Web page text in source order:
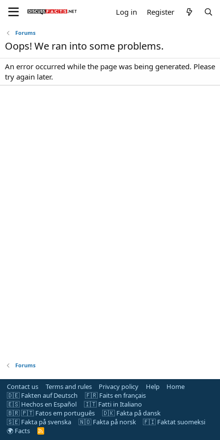
Log in Register
Forums
Oops! We ran into some problems.
An error occurred while the page was being generated. Please
try again later.
Forums
Contact us Terms and rules Privacy policy Help
Home
🇩🇪 Fakten auf Deutsch
🇫🇷 Faits en français
🇪🇸 Hechos en Español
🇮🇹 Fatti in Italiano
🇧🇷 🇵🇹 Fatos em português
🇩🇰 Fakta på dansk
🇸🇪 Fakta på svenska
🇳🇴 Fakta på norsk
🇫🇮 Faktat suomeksi
🌍 Facts
R